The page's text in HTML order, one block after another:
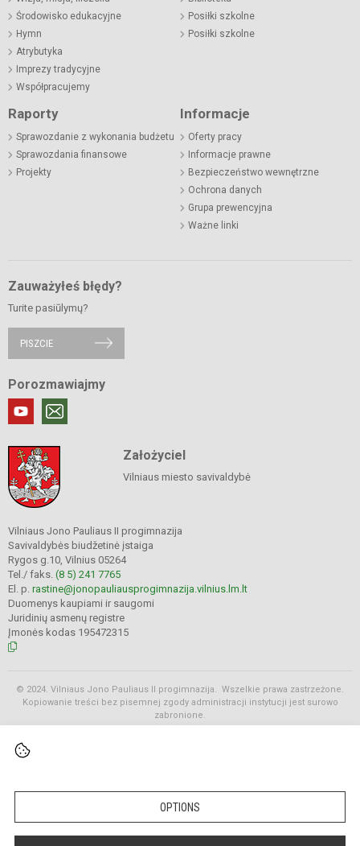
OPTIONS
Środowisko edukacyjne
Hymn
Atrybutyka
Imprezy tradycyjne
Współpracujemy
Posiłki szkolne
Posiłki szkolne
Raporty
Sprawozdanie z wykonania budżetu
Sprawozdania finansowe
Projekty
Informacje
Oferty pracy
Informacje prawne
Bezpieczeństwo wewnętrzne
Ochrona danych
Grupa prewencyjna
Ważne linki
Zauważyłeś błędy?
Turite pasiūlymų?
PISZCIE
Porozmawiajmy
Założyciel
Vilniaus miesto savivaldybė
Vilniaus Jono Pauliaus II progimnazija
Savivaldybės biudžetinė įstaiga
Rygos g.10, Vilnius 05264
Tel./ faks. (8 5) 241 7765
El. p. rastine@jonopauliausprogimnazija.vilnius.lm.lt
Duomenys kaupiami ir saugomi
Juridinių asmenų registre
Įmonės kodas 195472315
© 2024. Vilniaus Jono Pauliaus II progimnazija. Wszelkie prawa zastrzeżone.
Kopiowanie treści bez pisemnej zgody administracji instytucji jest surowo
zabronione.